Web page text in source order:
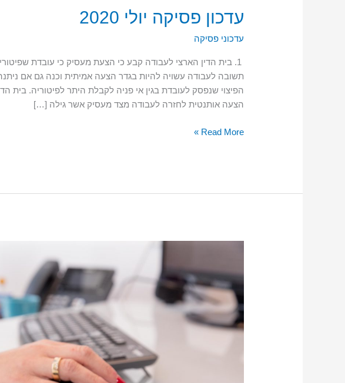
עדכון פסיקה יולי 2020
עדכוני פסיקה
1. בית הדין הארצי לעבודה קבע כי הצעת מעסיק כי עובדת
תשובה לעבודה עשויה להיות בגדר הצעה אמיתית וכנה גם אם
הפיצוי שנפסק לעובדת בגין אי פניה לקבלת היתר לפיטוריה. בית
הצעה אותנטית לחזרה לעבודה מצד מעסיק אשר גילה […]
Read More »
יוני
2020